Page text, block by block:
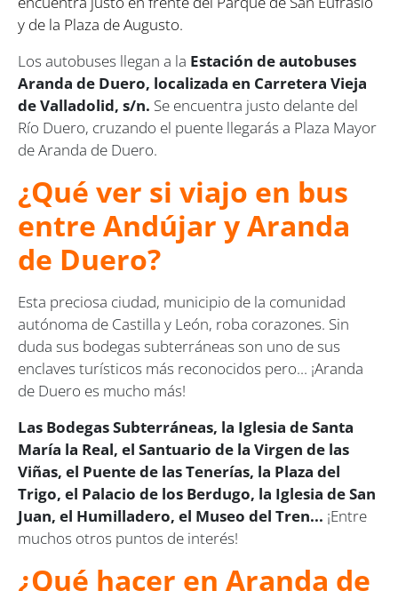
y de la Plaza de Augusto.
Los autobuses llegan a la Estación de autobuses
Aranda de Duero, localizada en Carretera Vieja
de Valladolid, s/n. Se encuentra justo delante del
Río Duero, cruzando el puente llegarás a Plaza Mayor
de Aranda de Duero.
¿Qué ver si viajo en bus
entre Andújar y Aranda
de Duero?
Esta preciosa ciudad, municipio de la comunidad
autónoma de Castilla y León, roba corazones. Sin
duda sus bodegas subterráneas son uno de sus
enclaves turísticos más reconocidos pero... ¡Aranda
de Duero es mucho más!
Las Bodegas Subterráneas, la Iglesia de Santa
María la Real, el Santuario de la Virgen de las
Viñas, el Puente de las Tenerías, la Plaza del
Trigo, el Palacio de los Berdugo, la Iglesia de San
Juan, el Humilladero, el Museo del Tren... ¡Entre
muchos otros puntos de interés!
¿Qué hacer en Aranda de